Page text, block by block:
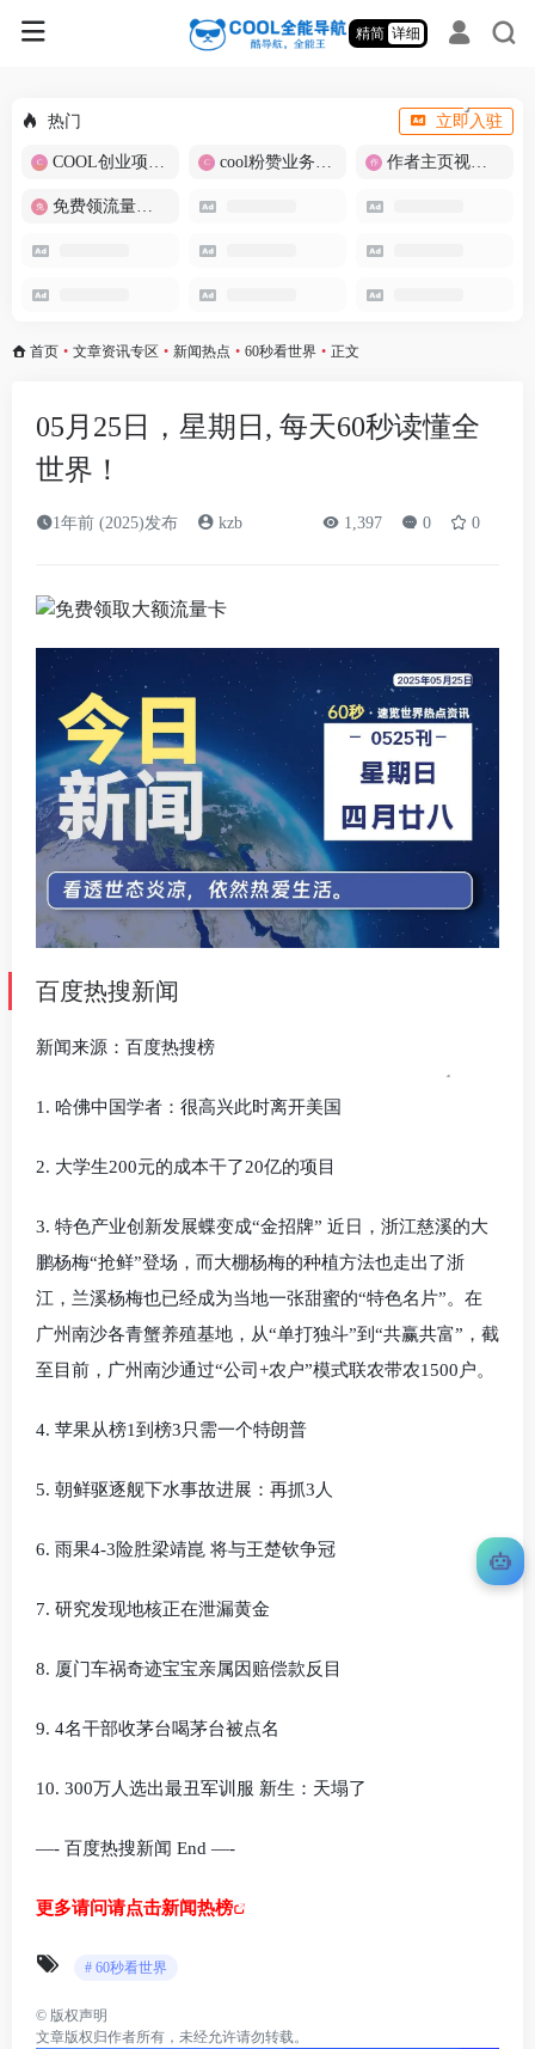
精简 详细
热门 立即入驻
COOL创业项目商城 cool粉赞业务商城【爆粉引流】 作者主页视频批量提取
免费领流量卡-包邮
首页 • 文章资讯专区 • 新闻热点 • 60秒看世界 • 正文
05月25日，星期日, 每天60秒读懂全
世界！
1年前 (2025)发布 kzb 1,397 0 0
百度热搜新闻
新闻来源：百度热搜榜
1. 哈佛中国学者：很高兴此时离开美国
2. 大学生200元的成本干了20亿的项目
3. 特色产业创新发展蝶变成“金招牌” 近日，浙江慈溪的大
鹏杨梅“抢鲜”登场，而大棚杨梅的种植方法也走出了浙
江，兰溪杨梅也已经成为当地一张甜蜜的“特色名片”。在
广州南沙各青蟹养殖基地，从“单打独斗”到“共赢共富”，截
至目前，广州南沙通过“公司+农户”模式联农带农1500户。
4. 苹果从榜1到榜3只需一个特朗普
5. 朝鲜驱逐舰下水事故进展：再抓3人
6. 雨果4-3险胜梁靖崑 将与王楚钦争冠
7. 研究发现地核正在泄漏黄金
8. 厦门车祸奇迹宝宝亲属因赔偿款反目
9. 4名干部收茅台喝茅台被点名
10. 300万人选出最丑军训服 新生：天塌了
—- 百度热搜新闻 End —-
更多请问请点击新闻热榜
# 60秒看世界
© 版权声明
文章版权归作者所有，未经允许请勿转载。